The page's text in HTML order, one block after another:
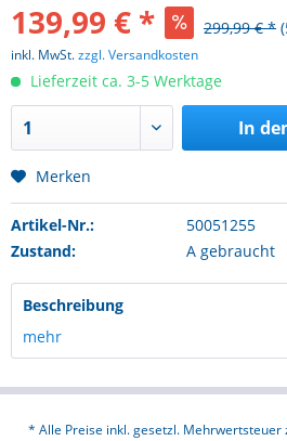
139,99 € * 299,99 € *
inkl. MwSt.zzgl. Versandkosten
Lieferzeit ca. 3-5 Werktage
In
Merken
Artikel-Nr.:
50051255
Zustand:
A gebraucht
Beschreibung
mehr
* Alle Preise inkl. gesetzl. Mehrwertsteuer